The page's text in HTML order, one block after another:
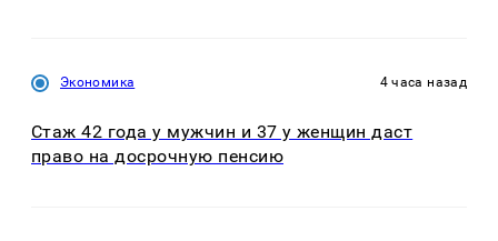
Экономика 4 часа назад
Стаж 42 года у мужчин и 37 у женщин даст
право на досрочную пенсию